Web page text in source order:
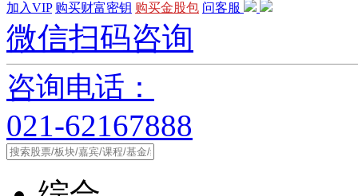
加入VIP 购买财富密钥 购买金股包 问客服
微信扫码咨询
咨询电话：
021-62167888